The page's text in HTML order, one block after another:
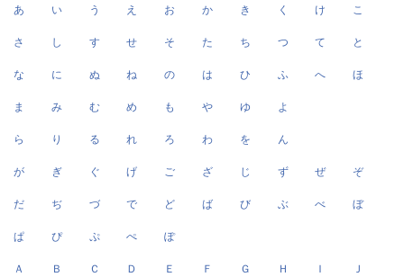
あ い う え お か き く け こ
さ し す せ そ た ち つ て と
な に ぬ ね の は ひ ふ へ ほ
ま み む め も や ゆ よ
ら り る れ ろ わ を ん
が ぎ ぐ げ ご ざ じ ず ぜ ぞ
だ ぢ づ で ど ば び ぶ べ ぼ
ぱ ぴ ぷ ぺ ぽ
Ａ Ｂ Ｃ Ｄ Ｅ Ｆ Ｇ Ｈ Ｉ Ｊ